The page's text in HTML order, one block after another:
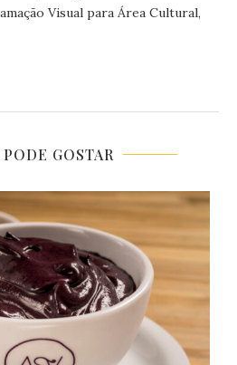
Visual para Área Cultural,
GOSTAR